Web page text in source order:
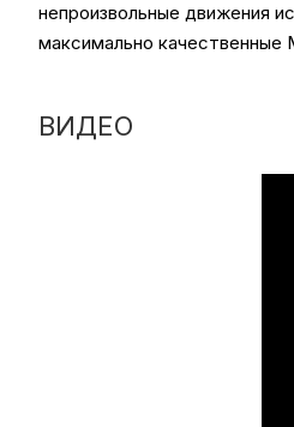
непроизвольные движения
максимально
ВИДЕО